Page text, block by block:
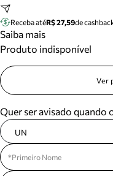
Tire dúvidas sobre
Meus pedidos
Acompanhe seus
Receba atéR$ 27,59de
Saiba mais
Produto indisponível
Ver
Quer ser avisado
UN